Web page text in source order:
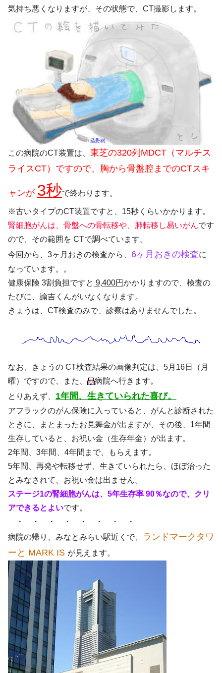
気持ち悪くなりますが、その状態で、CT撮影します。
この病院のCT装置は、 東芝の320列MDCT（マルチス
ライスCT）ですので、胸から骨盤腔までのCTスキ
ャンが 3秒で終わります。
※古いタイプのCT装置ですと、15秒くらいかかります。
腎細胞がんは、骨盤への骨転移や、肺転移し易いがんです
ので、その範囲を CTで調べています。
今回から、3ヶ月おきの検査から、 6ヶ月おきの検査に
なっています。。
健康保険 3割負担ですと 9,400円かかりますので、検査の
たびに、諭吉くんがいなくなります。
きょうは、CT検査のみで、診察はありませんでした。
なお、きょうの CT検査結果の画像判定は、5月16日（月
曜）ですので、また、
病院へ行きます。
とりあえず、 1年間、生きていられた喜び。
アフラックのがん保険に入っていると、がんと診断された
ときに、まとまったお見舞金が出ますが、その後、1年間
生存していると、お祝い金（生存年金）が出ます。
2年間、3年間、4年間まで、もらえます。
5年間、再発や転移せず、生きていられたら、ほぼ治った
とみなされて、お祝い金は出ません。
ステージ1の腎細胞がんは、5年生存率 90％なので、クリ
アできるとよいです。
・ ・ ・ ・ ・ ・ ・ ・
病院の帰り、みなとみらい駅近くで、
ランドマークタワ
ーと MARK IS が見えます。